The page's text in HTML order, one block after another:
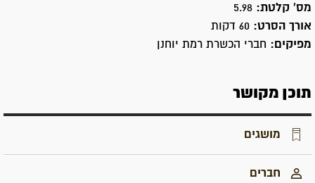
מס' קלטת:
אורך הסרט:
מפיקים: חברי הכשרת רמת יוחנן
תוכן מקושר
מושגים
חברים